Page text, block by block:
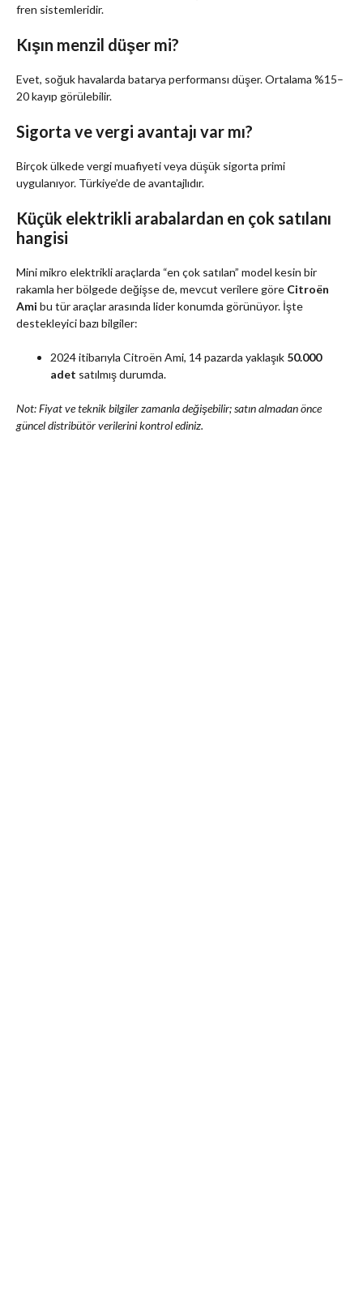
fren sistemleridir.
Kışın menzil düşer mi?
Evet, soğuk havalarda batarya performansı düşer. Ortalama %15–
20 kayıp görülebilir.
Sigorta ve vergi avantajı var mı?
Birçok ülkede vergi muafiyeti veya düşük sigorta primi
uygulanıyor. Türkiye’de de avantajlıdır.
Küçük elektrikli arabalardan en çok satılanı
hangisi
Mini mikro elektrikli araçlarda “en çok satılan” model kesin bir
rakamla her bölgede değişse de, mevcut verilere göre Citroën
Ami bu tür araçlar arasında lider konumda görünüyor. İşte
destekleyici bazı bilgiler:
2024 itibarıyla Citroën Ami, 14 pazarda yaklaşık 50.000
adet satılmış durumda.
Not: Fiyat ve teknik bilgiler zamanla değişebilir; satın almadan önce
güncel distribütör verilerini kontrol ediniz.